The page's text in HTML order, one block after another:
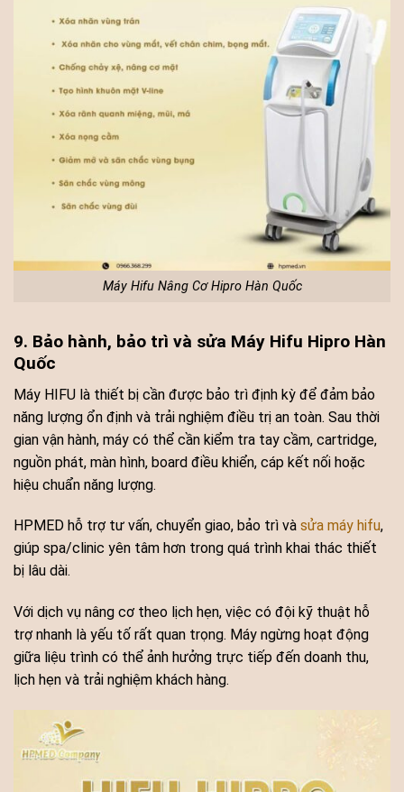
Máy Hifu Nâng Cơ Hipro Hàn Quốc
9. Bảo hành, bảo trì và sửa Máy Hifu Hipro Hàn
Quốc
Máy HIFU là thiết bị cần được bảo trì định kỳ để đảm bảo
năng lượng ổn định và trải nghiệm điều trị an toàn. Sau thời
gian vận hành, máy có thể cần kiểm tra tay cầm, cartridge,
nguồn phát, màn hình, board điều khiển, cáp kết nối hoặc
hiệu chuẩn năng lượng.
HPMED hỗ trợ tư vấn, chuyển giao, bảo trì và sửa máy hifu,
giúp spa/clinic yên tâm hơn trong quá trình khai thác thiết
bị lâu dài.
Với dịch vụ nâng cơ theo lịch hẹn, việc có đội kỹ thuật hỗ
trợ nhanh là yếu tố rất quan trọng. Máy ngừng hoạt động
giữa liệu trình có thể ảnh hưởng trực tiếp đến doanh thu,
lịch hẹn và trải nghiệm khách hàng.